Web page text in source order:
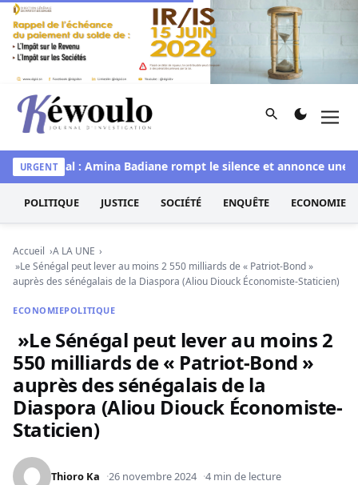
Aller au contenu
Kéwoulo, le premier site d'information et d'investigation
Rechercher
URGENT
Sénégal : Amina Badiane rompt le silence et annonce une
POLITIQUE JUSTICE SOCIÉTÉ ENQUÊTE ECONOMIE
Accueil
A LA UNE
»Le Sénégal peut lever au moins 2 550 milliards de « Patriot-Bond »
auprès des sénégalais de la Diaspora (Aliou Diouck Économiste-Staticien)
ECONOMIEPOLITIQUE
»Le Sénégal peut lever au moins 2
550 milliards de « Patriot-Bond »
auprès des sénégalais de la
Diaspora (Aliou Diouck Économiste-
Staticien)
Thioro Ka 26 novembre 2024 4 min de lecture